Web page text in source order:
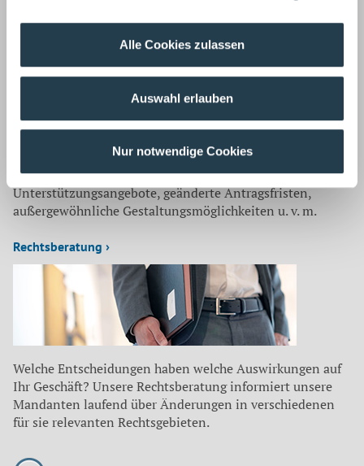
Alle Cookies zulassen
Auswahl erlauben
Nur notwendige Cookies
Unsere Steuerberater informieren unsere Mandanten
laufend über steuerrelevante Neuigkeiten: neue
Unterstützungsangebote, geänderte Antragsfristen,
außergewöhnliche Gestaltungsmöglichkeiten u. v. m.
Rechtsberatung ›
Welche Entscheidungen haben welche Auswirkungen auf
Ihr Geschäft? Unsere Rechtsberatung informiert unsere
Mandanten laufend über Änderungen in verschiedenen
für sie relevanten Rechtsgebieten.